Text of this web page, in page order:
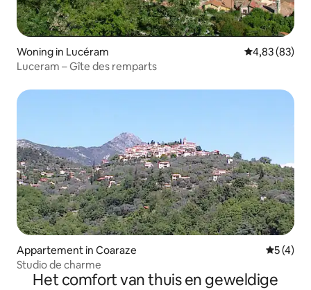
Woning in Lucéram Gemiddelde
4,83 (83)
Luceram – Gîte des remparts
Appartement in Coaraze
5 (4)
Studio de charme
Het comfort van thuis en geweldige